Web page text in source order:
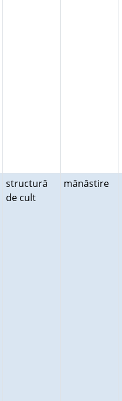
structură
de cult
mănăstire